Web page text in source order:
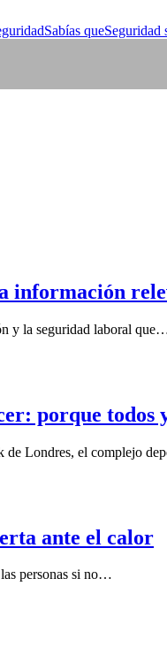
Sabías queSeguridad
información
y la seguridad laboral
porque todos
de Londres, el complejo
ante el calor
personas si no…